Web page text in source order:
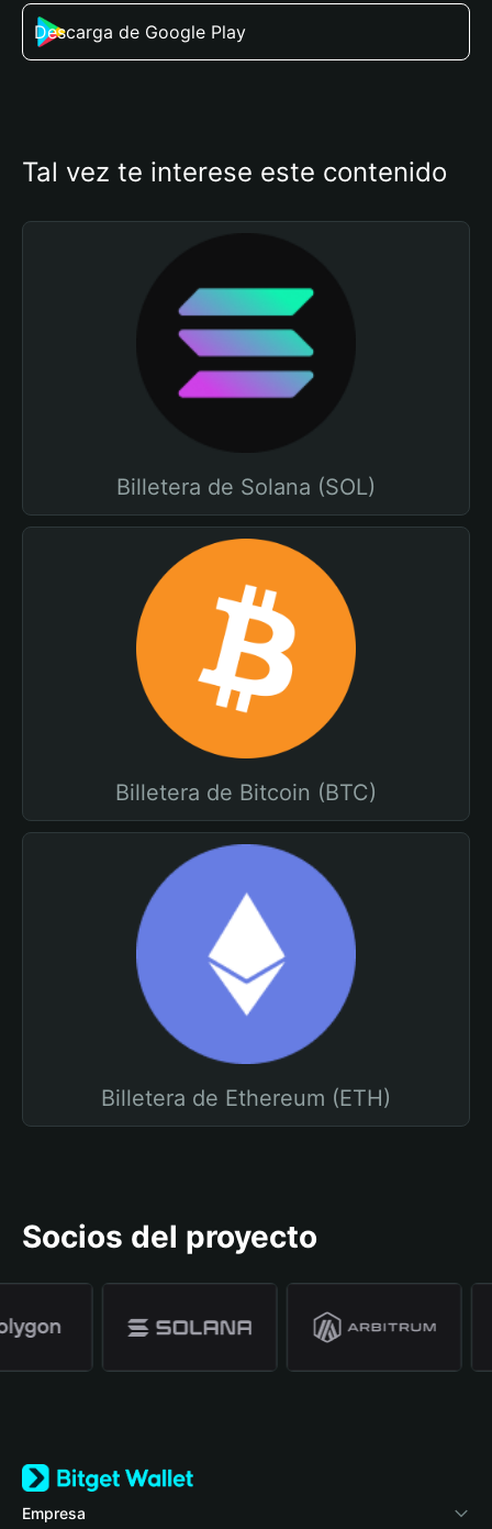
Descarga de Google Play
Tal vez te interese este contenido
Billetera de Solana (SOL)
Billetera de Bitcoin (BTC)
Billetera de Ethereum (ETH)
Socios del proyecto
Empresa